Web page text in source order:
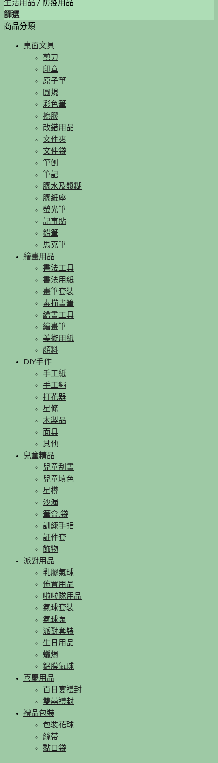
生活用品 / 防疫用品
篩選
商品分類
桌面文具
剪刀
印章
原子筆
圓規
彩色筆
擦膠
改錯用品
文件夾
文件袋
筆刨
筆記
膠水及漿糊
膠紙座
螢光筆
記事貼
鉛筆
馬克筆
繪畫用品
書法工具
書法用紙
畫筆套裝
素描畫筆
繪畫工具
繪畫筆
美術用紙
顏料
DIY手作
手工紙
手工繩
打花器
星條
木製品
面具
其他
兒童精品
兒童刮畫
兒童填色
星樽
沙漏
筆盒.袋
訓練手指
証件套
飾物
派對用品
乳膠氣球
佈置用品
啦啦隊用品
氣球套裝
氣球泵
派對套裝
生日用品
蠟燭
鋁膜氣球
喜慶用品
百日宴禮封
雙囍禮封
禮品包裝
包裝花球
絲帶
黏口袋